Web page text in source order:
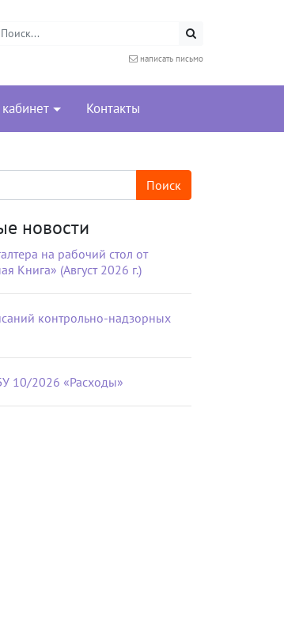
написать письмо
Контакты
новости
на рабочий стол от
Книга» (Август 2026 г.)
контрольно-надзорных
10/2026 «Расходы»